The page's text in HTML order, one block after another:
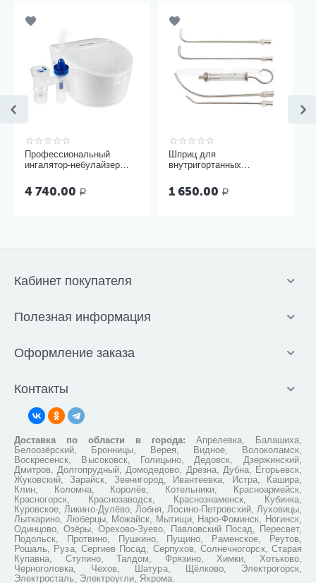
Профессиональный
ингалятор-небулайзер
4 740.00 Р
Шприц для
внутригортанных
миндалин, 5 мл Ш-14-5
1 650.00 Р
Кабинет покупателя
Полезная информация
Оформление заказа
Контакты
Доставка по области в города: Апрелевка, Балашиха,
Белоозёрский, Бронницы, Верея, Видное, Волоколамск,
Воскресенск, Высоковск, Голицыно, Дедовск, Дзержинский,
Дмитров, Долгопрудный, Домодедово, Дрезна, Дубна, Егорьевск,
Жуковский, Зарайск, Звенигород, Ивантеевка, Истра, Кашира,
Клин, Коломна, Королёв, Котельники, Красноармейск,
Красногорск, Краснозаводск, Краснознаменск, Кубинка,
Куровское, Ликино-Дулёво, Лобня, Лосино-Петровский, Луховицы,
Лыткарино, Люберцы, Можайск, Мытищи, Наро-Фоминск, Ногинск,
Одинцово, Озёры, Орехово-Зуево, Павловский Посад, Пересвет,
Подольск, Протвино, Пушкино, Пущино, Раменское, Реутов,
Рошаль, Руза, Сергиев Посад, Серпухов, Солнечногорск, Старая
Купавна, Ступино, Талдом, Фрязино, Химки, Хотьково,
Черноголовка, Чехов, Шатура, Щёлково, Электрогорск,
Электросталь, Электроугли, Яхрома.